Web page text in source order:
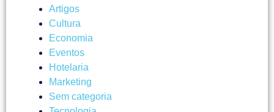
Artigos
Cultura
Economia
Eventos
Hotelaria
Marketing
Sem categoria